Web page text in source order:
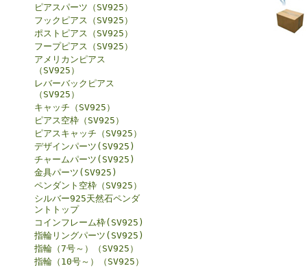
ピアスパーツ（SV925）
フックピアス（SV925）
ポストピアス（SV925）
フープピアス（SV925）
アメリカンピアス
（SV925）
レバーバックピアス
（SV925）
キャッチ（SV925）
ピアス空枠（SV925）
ピアスキャッチ（SV925）
デザインパーツ(SV925)
チャームパーツ(SV925)
金具パーツ(SV925)
ペンダント空枠（SV925）
シルバー925天然石ペンダ
ントトップ
コインフレーム枠(SV925)
指輪リングパーツ(SV925)
指輪（7号～）（SV925）
指輪（10号～）（SV925）